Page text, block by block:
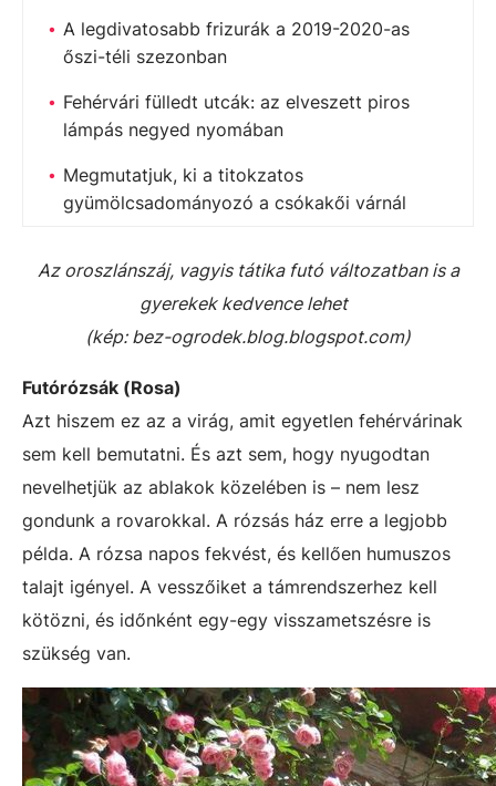
A legdivatosabb frizurák a 2019-2020-as
őszi-téli szezonban
Fehérvári fülledt utcák: az elveszett piros
lámpás negyed nyomában
Megmutatjuk, ki a titokzatos
gyümölcsadományozó a csókakői várnál
Az oroszlánszáj, vagyis tátika futó változatban is a
gyerekek kedvence lehet
(kép: bez-ogrodek.blog.blogspot.com)
Futórózsák (Rosa)
Azt hiszem ez az a virág, amit egyetlen fehérvárinak
sem kell bemutatni. És azt sem, hogy nyugodtan
nevelhetjük az ablakok közelében is – nem lesz
gondunk a rovarokkal. A rózsás ház erre a legjobb
példa. A rózsa napos fekvést, és kellően humuszos
talajt igényel. A vesszőiket a támrendszerhez kell
kötözni, és időnként egy-egy visszametszésre is
szükség van.